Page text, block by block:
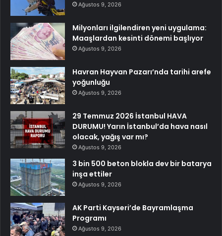
Ağustos 9, 2026
Milyonları ilgilendiren yeni uygulama:
Maaşlardan kesinti dönemi başlıyor
Ağustos 9, 2026
Havran Hayvan Pazarı’nda tarihi arefe
yoğunluğu
Ağustos 9, 2026
29 Temmuz 2026 İstanbul HAVA
DURUMU! Yarın İstanbul’da hava nasıl
olacak, yağış var mı?
Ağustos 9, 2026
3 bin 500 beton blokla dev bir batarya
inşa ettiler
Ağustos 9, 2026
AK Parti Kayseri’de Bayramlaşma
Programı
Ağustos 9, 2026